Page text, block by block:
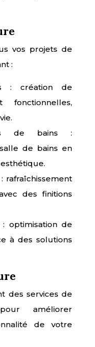
vos projets de
:
: création de
de bains :
de bains en
rafraîchissement
des finitions
: optimisation de
à des solutions
des services de
améliorer
de votre